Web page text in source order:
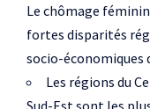
Le chômage
fortes disparités
socio-économiques
Les régions du
Sud-Est sont les